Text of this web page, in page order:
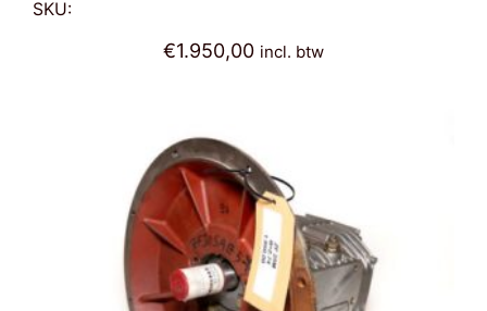
SKU:
€1.950,00 incl. btw